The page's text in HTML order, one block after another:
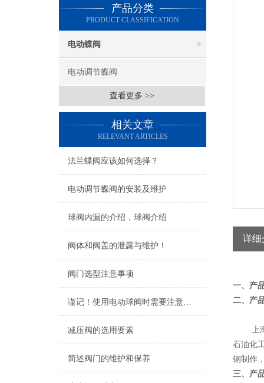
产品分类
PRODUCT CLASSIFICATION
电动蝶阀
电动调节蝶阀
查看更多 >>
相关文章
RELEVANT ARTICLES
法兰蝶阀应该如何选择？
电动调节蝶阀的安装及维护
球阀内漏的介绍，球阀介绍
阀体和阀盖的泄露与维护！
阀门选型注意事项
谨记！使用电动球阀时需要注意这些
减压阀的选用要素
简述阀门的维护和保养
详细
一、产
二、产
上海
石油化
钢制作
三、产